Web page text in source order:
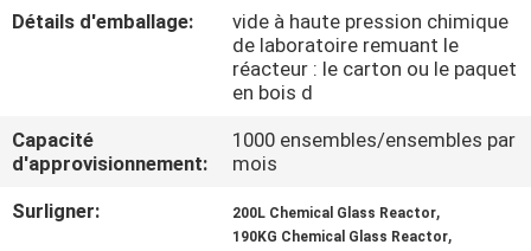
VISITE
CONTRÔLE
QUALITÉ
Détails d'emballage:
vide à haute pression chimique
de laboratoire remuant le
réacteur : le carton ou le paquet
en bois d
Capacité
d'approvisionnement:
1000 ensembles/ensembles par
mois
Surligner:
200L Chemical Glass Reactor,
190KG Chemical Glass Reactor,